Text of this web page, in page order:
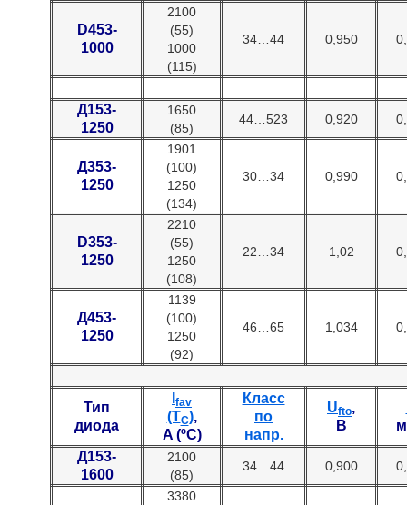
D453-
1000
2100
(55)
1000
(115)
34…44 0,950
Д153-
1250
1650
(85)
44…523 0,920
Д353-
1250
1901
(100)
1250
(134)
30…34 0,990
D353-
1250
2210
(55)
1250
(108)
22…34 1,02
Д453-
1250
1139
(100)
1250
(92)
46…65 1,034
Тип
диода
fav
(TC),
A (ºC)
Класс
по
напр.
Ufto,
В
Д153-
1600
2100
(85)
34…44 0,900
3380